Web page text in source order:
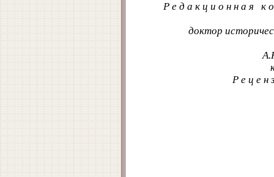
Р е д а к ц и о н н а я к
доктор
Р е ц е н